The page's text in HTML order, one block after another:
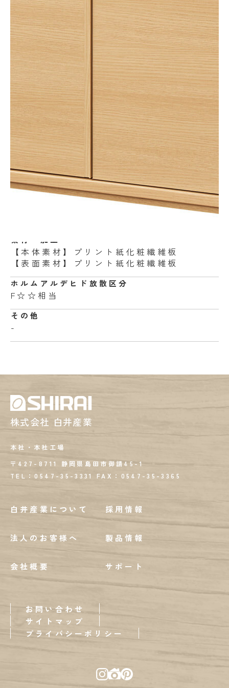
タイプ
キャビネット
シリーズ
ピタシエ
JANコード
4968644000304
サイズ
幅750 × 奥行296 × 高さ849mm
移動棚枚数
3枚
耐荷重
【天板】10kg
素材・加工
【本体素材】プリント紙化粧繊維板
【表面素材】プリント紙化粧繊維板
ホルムアルデヒド 放散区分
F☆☆相当
その他
-
株式会社 白井産業
本社・本社工場
〒427-8711 静岡県島田市御請45-1
TEL：0547-35-3331
FAX： 0547-35-3365
白井産業について
法人のお客様へ
会社概要
採用情報
製品情報
サポート
お問い合わせ
サイトマップ
プライバシーポリシー